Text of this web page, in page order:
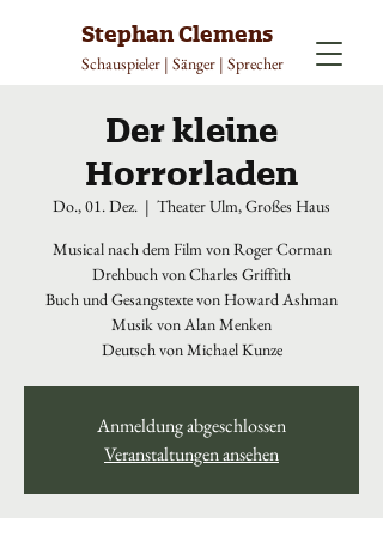
Stephan Clemens
Schauspieler | Sänger | Sprecher
Der kleine
Horrorladen
Do., 01. Dez.
  |
Theater Ulm, Großes Haus
Musical nach dem Film von Roger Corman
Drehbuch von Charles Griffith
Buch und Gesangstexte von Howard Ashman
Musik von Alan Menken
Deutsch von Michael Kunze
Anmeldung abgeschlossen
Veranstaltungen ansehen